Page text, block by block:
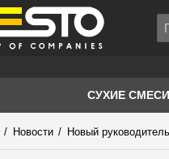
СУХИЕ СМЕСИ
/ Новости / Новый